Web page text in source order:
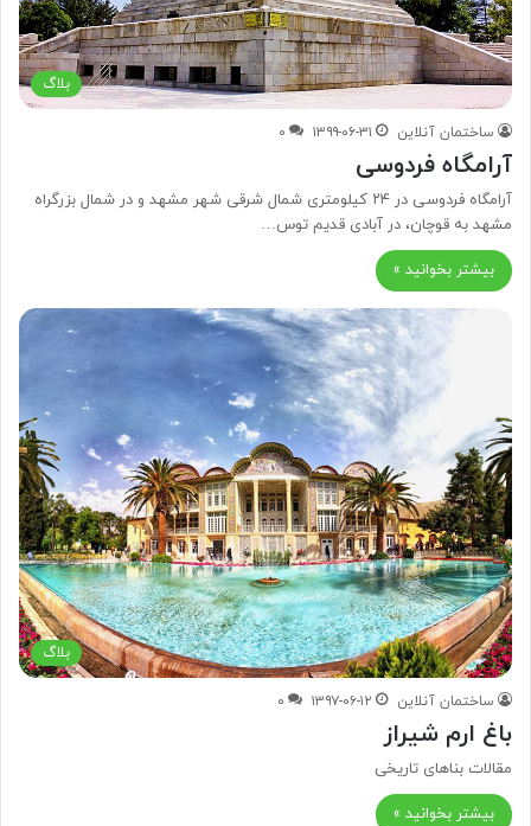
بلاگ
ساختمان آنلاین ۱۳۹۹-۰۶-۳۱ ۰
آرامگاه فردوسی
آرامگاه فردوسی در ۲۴ کیلومتری شمال شرقی شهر مشهد و در شمال بزرگراه
مشهد به قوچان، در آبادی قدیم توس…
بیشتر بخوانید »
بلاگ
ساختمان آنلاین ۱۳۹۷-۰۶-۱۲ ۰
باغ ارم شیراز
مقالات بناهای تاریخی
بیشتر بخوانید »